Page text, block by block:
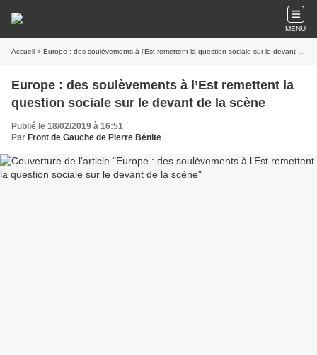
MENU
Accueil » Europe : des soulèvements à l’Est remettent la question sociale sur le devant de la scène
Europe : des soulèvements à l’Est remettent la
question sociale sur le devant de la scène
Publié le 18/02/2019 à 16:51
Par Front de Gauche de Pierre Bénite